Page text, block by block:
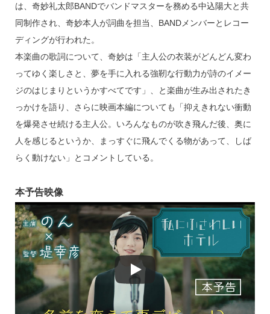
は、奇妙礼太郎BANDでバンドマスターを務める中込陽大と共
同制作され、奇妙本人が詞曲を担当、BANDメンバーとレコー
ディングが行われた。
本楽曲の歌詞について、奇妙は「主人公の衣装がどんどん変わ
ってゆく楽しさと、夢を手に入れる強靭な行動力が詩のイメー
ジのはじまりというかすべてです」、と楽曲が生み出されたき
っかけを語り、さらに映画本編についても「抑えきれない衝動
を爆発させ続ける主人公。いろんなものが吹き飛んだ後、奥に
人を感じるというか、まっすぐに飛んでくる物があって、しば
らく動けない」とコメントしている。
本予告映像